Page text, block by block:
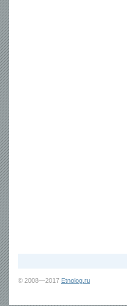
© 2008—2017 Etnolog.ru